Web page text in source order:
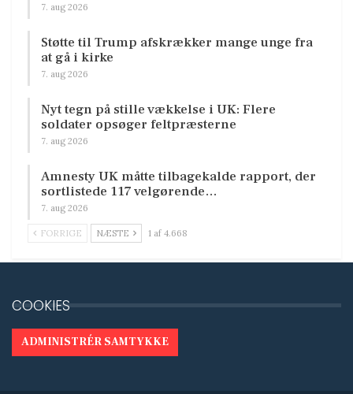
7. aug 2026
Støtte til Trump afskrækker mange unge fra
at gå i kirke
7. aug 2026
Nyt tegn på stille vækkelse i UK: Flere
soldater opsøger feltpræsterne
7. aug 2026
Amnesty UK måtte tilbagekalde rapport, der
sortlistede 117 velgørende…
7. aug 2026
FORRIGE NÆSTE 1 af 4.668
COOKIES
ADMINISTRÉR SAMTYKKE